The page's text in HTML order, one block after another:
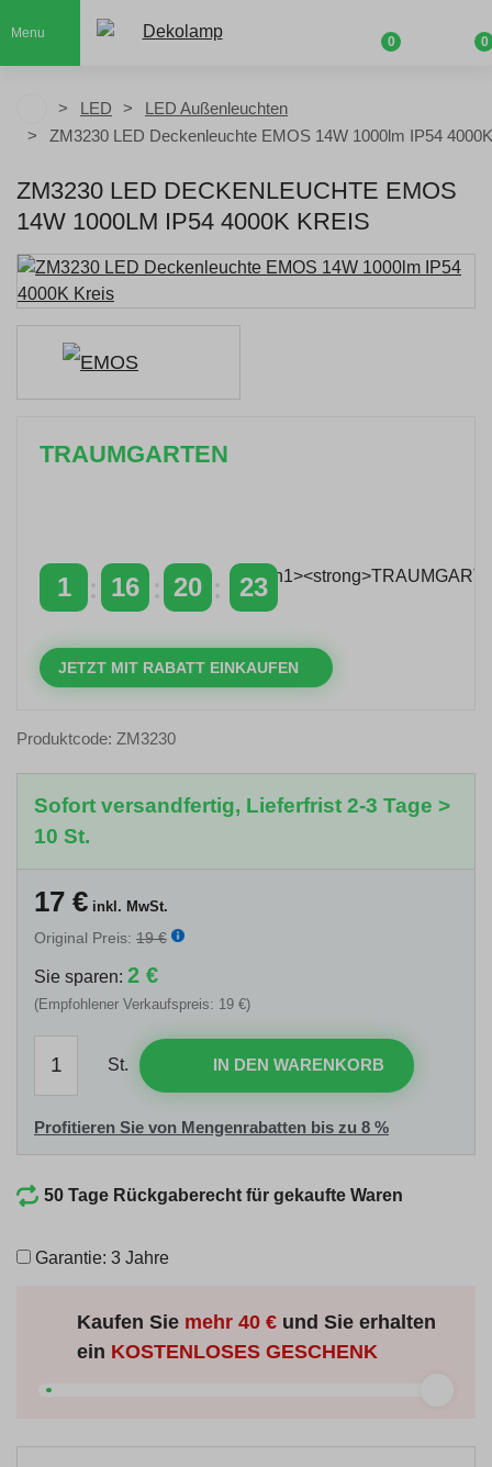
Menu
0 0
LED
LED Außenleuchten
ZM3230 LED Deckenleuchte EMOS 14W 1000lm IP54
ZM3230 LED DECKENLEUCHTE EMOS
14W 1000LM IP54 4000K KREIS
TRAUMGARTEN
1 16 20 22
JETZT MIT RABATT EINKAUFEN
Produktcode: ZM3230
Sofort versandfertig, Lieferfrist 2-3 Tage >
10 St.
17 € inkl. MwSt.
Original Preis: 19 €
Sie sparen: 2 €
(Empfohlener Verkaufspreis: 19 €)
St. IN DEN WARENKORB
Profitieren Sie von Mengenrabatten bis zu 8 %
50 Tage Rückgaberecht für gekaufte Waren
Garantie: 3 Jahre
Kaufen Sie mehr40 €und Sie erhalten
ein KOSTENLOSES GESCHENK